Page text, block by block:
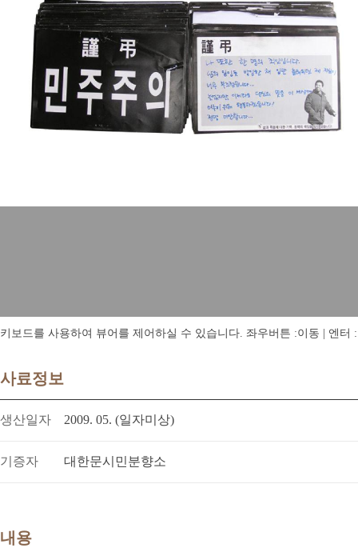
키보드를 사용하여 뷰어를 제어하실 수 있습니다. 좌우버튼 :이동 | 엔터
사료정보
생산일자 2009. 05. (일자미상)
기증자 대한문시민분향소
내용